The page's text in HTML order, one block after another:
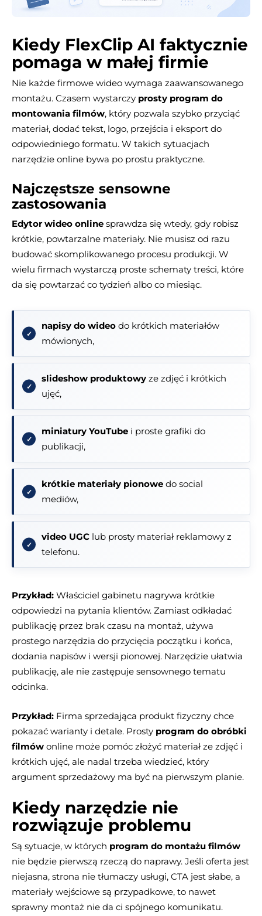
Kiedy FlexClip AI faktycznie
pomaga w małej firmie
Nie każde firmowe wideo wymaga zaawansowanego
montażu. Czasem wystarczy prosty program do
montowania filmów, który pozwala szybko przyciąć
materiał, dodać tekst, logo, przejścia i eksport do
odpowiedniego formatu. W takich sytuacjach
narzędzie online bywa po prostu praktyczne.
Najczęstsze sensowne
zastosowania
Edytor wideo online sprawdza się wtedy, gdy robisz
krótkie, powtarzalne materiały. Nie musisz od razu
budować skomplikowanego procesu produkcji. W
wielu firmach wystarczą proste schematy treści, które
da się powtarzać co tydzień albo co miesiąc.
napisy do wideo do krótkich materiałów
mówionych,
slideshow produktowy ze zdjęć i krótkich
ujęć,
miniatury YouTube i proste grafiki do
publikacji,
krótkie materiały pionowe do social
mediów,
video UGC lub prosty materiał reklamowy z
telefonu.
Przykład: Właściciel gabinetu nagrywa krótkie
odpowiedzi na pytania klientów. Zamiast odkładać
publikację przez brak czasu na montaż, używa
prostego narzędzia do przycięcia początku i końca,
dodania napisów i wersji pionowej. Narzędzie ułatwia
publikację, ale nie zastępuje sensownego tematu
odcinka.
Przykład: Firma sprzedająca produkt fizyczny chce
pokazać warianty i detale. Prosty program do obróbki
filmów online może pomóc złożyć materiał ze zdjęć i
krótkich ujęć, ale nadal trzeba wiedzieć, który
argument sprzedażowy ma być na pierwszym planie.
Kiedy narzędzie nie
rozwiązuje problemu
Są sytuacje, w których program do montażu filmów
nie będzie pierwszą rzeczą do naprawy. Jeśli oferta jest
niejasna, strona nie tłumaczy usługi, CTA jest słabe, a
materiały wejściowe są przypadkowe, to nawet
sprawny montaż nie da ci spójnego komunikatu.